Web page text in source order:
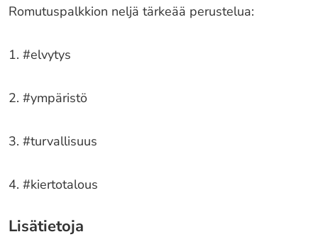
Romutuspalkkion neljä tärkeää perustelua:
1. #elvytys
2. #ympäristö
3. #turvallisuus
4. #kiertotalous
Lisätietoja